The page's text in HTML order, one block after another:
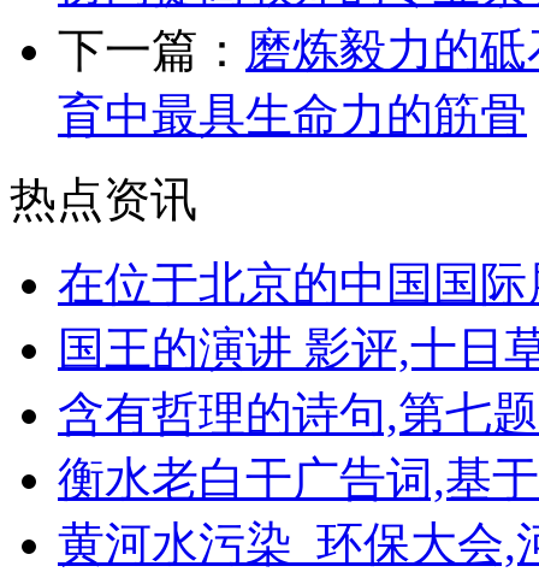
下一篇： 磨炼毅力的
育中最具生命力的筋骨
热点资讯
在位于北京的中国国际
国王的演讲 影评,十日
含有哲理的诗句,第七
衡水老白干广告词,基
黄河水污染_环保大会,